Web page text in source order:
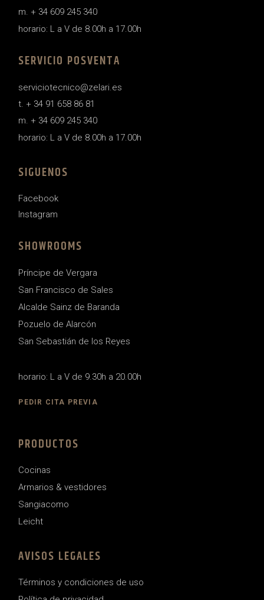
m. + 34 609 245 340
horario: L a V de 8.00h a 17.00h
SERVICIO POSVENTA
serviciotecnico@zelari.es
t. + 34 91 658 86 81
m. + 34 609 245 340
horario: L a V de 8.00h a 17.00h
SIGUENOS
Facebook
Instagram
SHOWROOMS
Príncipe de Vergara
San Francisco de Sales
Alcalde Sainz de Baranda
Pozuelo de Alarcón
San Sebastián de los Reyes
horario: L a V de 9.30h a 20.00h
PEDIR CITA PREVIA
PRODUCTOS
Cocinas
Armarios & vestidores
Sangiacomo
Leicht
AVISOS LEGALES
Términos y condiciones de uso